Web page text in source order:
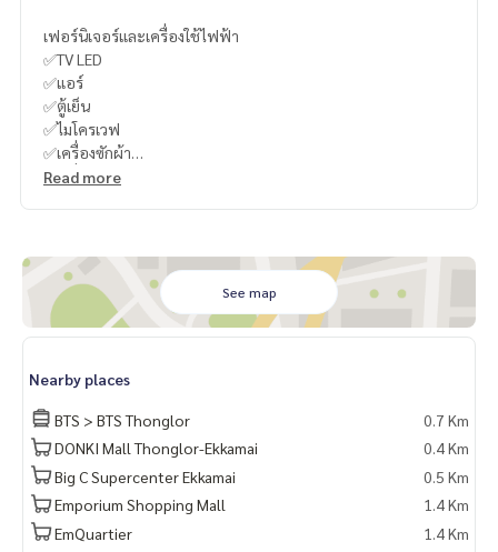
เฟอร์นิเจอร์และเครื่องใช้ไฟฟ้า
✅TV LED
✅แอร์
✅ตู้เย็น
✅ไมโครเวฟ
✅เครื่องซักผ้า
✅เครื่องทำน้ำอุ่น
🔥Who is a real Thonglor people? If you live in Thonglor bu
t you like peaceful condo ,must be HQ Thonglor!!🔥 Just o
nly 197Unit🔥
ดสงบๆ ต้อง HQ Thonglor!!🔥
มีแค่ 197 ยูนิตเท่านั้น
วัยรุ่นทองหล่อต้องกริ๊ด❤️
Thonglor people will squealed with joy.❤️
จุดเด่นของโครงการจะเห็นเส้นรูปตัว V เฉียง ๆ อยู่ด้านข้างตึกซึ่งเป็
Read more
See map
Nearby places
BTS > BTS Thonglor
0.7 Km
DONKI Mall Thonglor-Ekkamai
0.4 Km
Big C Supercenter Ekkamai
0.5 Km
Emporium Shopping Mall
1.4 Km
EmQuartier
1.4 Km